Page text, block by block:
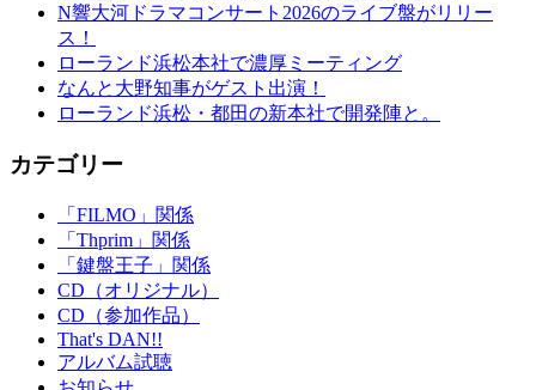
N響大河ドラマコンサート2026のライブ盤がリリー
ス！
ローランド浜松本社で濃厚ミーティング
なんと大野知事がゲスト出演！
ローランド浜松・都田の新本社で開発陣と。
カテゴリー
「FILMO」関係
「Thprim」関係
「鍵盤王子」関係
CD（オリジナル）
CD（参加作品）
That's DAN!!
アルバム試聴